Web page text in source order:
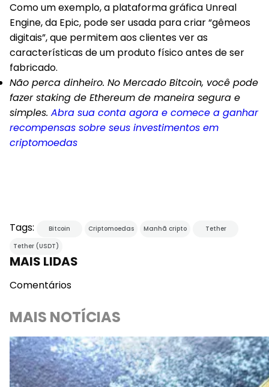
Como um exemplo, a plataforma gráfica Unreal
Engine, da Epic, pode ser usada para criar “gêmeos
digitais”, que permitem aos clientes ver as
características de um produto físico antes de ser
fabricado.
Não perca dinheiro. No Mercado Bitcoin, você pode
fazer staking de Ethereum de maneira segura e
simples. Abra sua conta agora e comece a ganhar
recompensas sobre seus investimentos em
criptomoedas
Tags: Bitcoin Criptomoedas Manhã cripto
Tether
Tether (USDT)
MAIS LIDAS
Comentários
MAIS NOTÍCIAS